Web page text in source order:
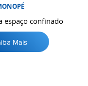
espaço confinado
Mais